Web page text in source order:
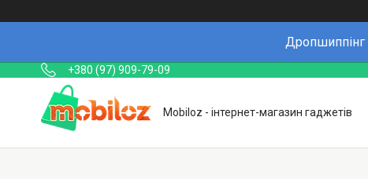
Дропшиппінг
+380 (97) 909-79-09
Mobiloz - інтернет-магазин гаджетів